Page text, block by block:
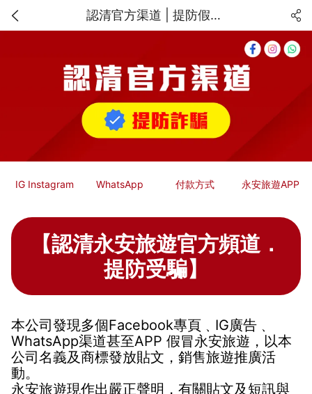
認清官方渠道 | 提防假冒永安旅遊的網上騙案 | 永安旅遊 | Wing On Travel
IG Instagram WhatsApp 付款方式 永安旅遊APP
【認清永安旅遊官方頻道．
提防受騙】
本公司發現多個Facebook專頁 IG廣告
WhatsApp渠道甚至APP 假冒永安旅遊 ，以本
公司名義及商標發放貼文，銷售旅遊推廣活
動。
永安旅遊現作出嚴正聲明，有關貼文及短訊與